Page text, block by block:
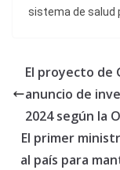
sistema de salud
El proyecto de
anuncio de
2024 según la
El primer
al país para